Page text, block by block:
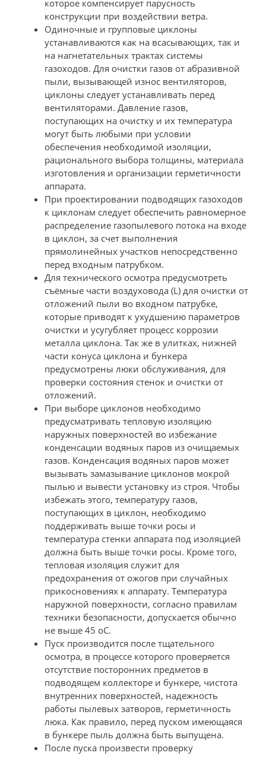
которое компенсирует парусность
конструкции при воздействии ветра.
Одиночные и групповые циклоны
устанавливаются как на всасывающих, так и
на нагнетательных трактах системы
газоходов. Для очистки газов от абразивной
пыли, вызывающей износ вентиляторов,
циклоны следует устанавливать перед
вентиляторами. Давление газов,
поступающих на очистку и их температура
могут быть любыми при условии
обеспечения необходимой изоляции,
рационального выбора толщины, материала
изготовления и организации герметичности
аппарата.
При проектировании подводящих газоходов
к циклонам следует обеспечить равномерное
распределение газопылевого потока на входе
в циклон, за счет выполнения
прямолинейных участков непосредственно
перед входным патрубком.
Для технического осмотра предусмотреть
съёмные части воздуховода (L) для очистки от
отложений пыли во входном патрубке,
которые приводят к ухудшению параметров
очистки и усугубляет процесс коррозии
металла циклона. Так же в улитках, нижней
части конуса циклона и бункера
предусмотрены люки обслуживания, для
проверки состояния стенок и очистки от
отложений.
При выборе циклонов необходимо
предусматривать тепловую изоляцию
наружных поверхностей во избежание
конденсации водяных паров из очищаемых
газов. Конденсация водяных паров может
вызывать замазывание циклонов мокрой
пылью и вывести установку из строя. Чтобы
избежать этого, температуру газов,
поступающих в циклон, необходимо
поддерживать выше точки росы и
температура стенки аппарата под изоляцией
должна быть выше точки росы. Кроме того,
тепловая изоляция служит для
предохранения от ожогов при случайных
прикосновениях к аппарату. Температура
наружной поверхности, согласно правилам
техники безопасности, допускается обычно
не выше 45 оС.
Пуск производится после тщательного
осмотра, в процессе которого проверяется
отсутствие посторонних предметов в
подводящем коллекторе и бункере, чистота
внутренних поверхностей, надежность
работы пылевых затворов, герметичность
люка. Как правило, перед пуском имеющаяся
в бункере пыль должна быть выпущена.
После пуска произвести проверку